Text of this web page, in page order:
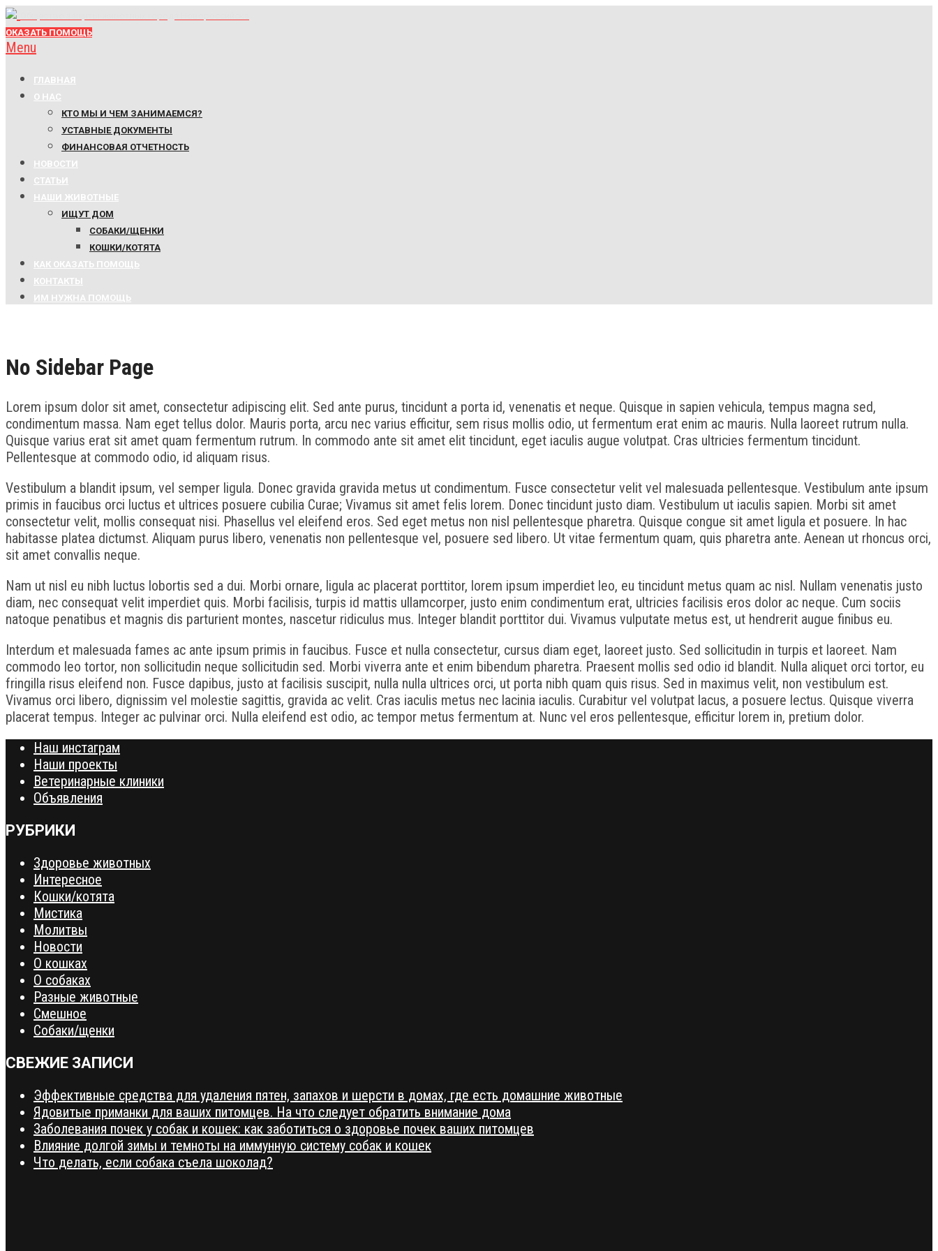
ОКАЗАТЬ ПОМОЩЬ
Menu
ГЛАВНАЯ
О НАС
КТО МЫ И ЧЕМ ЗАНИМАЕМСЯ?
УСТАВНЫЕ ДОКУМЕНТЫ
ФИНАНСОВАЯ ОТЧЕТНОСТЬ
НОВОСТИ
СТАТЬИ
НАШИ ЖИВОТНЫЕ
ИЩУТ ДОМ
СОБАКИ/ЩЕНКИ
КОШКИ/КОТЯТА
КАК ОКАЗАТЬ ПОМОЩЬ
КОНТАКТЫ
ИМ НУЖНА ПОМОЩЬ
No Sidebar Page
Lorem ipsum dolor sit amet, consectetur adipiscing elit. Sed ante purus, tincidunt a porta id, venenatis et neque. Quisque in sapien vehicula, tempus magna sed,
condimentum massa. Nam eget tellus dolor. Mauris porta, arcu nec varius efficitur, sem risus mollis odio, ut fermentum erat enim ac mauris. Nulla laoreet rutrum nulla.
Quisque varius erat sit amet quam fermentum rutrum. In commodo ante sit amet elit tincidunt, eget iaculis augue volutpat. Cras ultricies fermentum tincidunt.
Pellentesque at commodo odio, id aliquam risus.
Vestibulum a blandit ipsum, vel semper ligula. Donec gravida gravida metus ut condimentum. Fusce consectetur velit vel malesuada pellentesque. Vestibulum ante ipsum
primis in faucibus orci luctus et ultrices posuere cubilia Curae; Vivamus sit amet felis lorem. Donec tincidunt justo diam. Vestibulum ut iaculis sapien. Morbi sit amet
consectetur velit, mollis consequat nisi. Phasellus vel eleifend eros. Sed eget metus non nisl pellentesque pharetra. Quisque congue sit amet ligula et posuere. In hac
habitasse platea dictumst. Aliquam purus libero, venenatis non pellentesque vel, posuere sed libero. Ut vitae fermentum quam, quis pharetra ante. Aenean ut rhoncus orci,
sit amet convallis neque.
Nam ut nisl eu nibh luctus lobortis sed a dui. Morbi ornare, ligula ac placerat porttitor, lorem ipsum imperdiet leo, eu tincidunt metus quam ac nisl. Nullam venenatis justo
diam, nec consequat velit imperdiet quis. Morbi facilisis, turpis id mattis ullamcorper, justo enim condimentum erat, ultricies facilisis eros dolor ac neque. Cum sociis
natoque penatibus et magnis dis parturient montes, nascetur ridiculus mus. Integer blandit porttitor dui. Vivamus vulputate metus est, ut hendrerit augue finibus eu.
Interdum et malesuada fames ac ante ipsum primis in faucibus. Fusce et nulla consectetur, cursus diam eget, laoreet justo. Sed sollicitudin in turpis et laoreet. Nam
commodo leo tortor, non sollicitudin neque sollicitudin sed. Morbi viverra ante et enim bibendum pharetra. Praesent mollis sed odio id blandit. Nulla aliquet orci tortor, eu
fringilla risus eleifend non. Fusce dapibus, justo at facilisis suscipit, nulla nulla ultrices orci, ut porta nibh quam quis risus. Sed in maximus velit, non vestibulum est.
Vivamus orci libero, dignissim vel molestie sagittis, gravida ac velit. Cras iaculis metus nec lacinia iaculis. Curabitur vel volutpat lacus, a posuere lectus. Quisque viverra
placerat tempus. Integer ac pulvinar orci. Nulla eleifend est odio, ac tempor metus fermentum at. Nunc vel eros pellentesque, efficitur lorem in, pretium dolor.
Наш инстаграм
Наши проекты
Ветеринарные клиники
Объявления
РУБРИКИ
Здоровье животных
Интересное
Кошки/котята
Мистика
Молитвы
Новости
О кошках
О собаках
Разные животные
Смешное
Собаки/щенки
СВЕЖИЕ ЗАПИСИ
Эффективные средства для удаления пятен, запахов и шерсти в домах, где есть домашние животные
Ядовитые приманки для ваших питомцев. На что следует обратить внимание дома
Заболевания почек у собак и кошек: как заботиться о здоровье почек ваших питомцев
Влияние долгой зимы и темноты на иммунную систему собак и кошек
Что делать, если собака съела шоколад?